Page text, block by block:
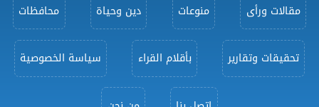
مقالات ورأى منوعات دين وحياة محافظات
تحقيقات وتقارير بأقلام القراء سياسة الخصوصية